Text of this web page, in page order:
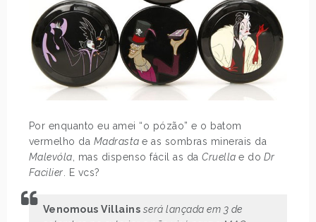
Por enquanto eu amei “o pózão” e o batom
vermelho da Madrastae as sombras minerais da
Malevóla , mas dispenso fácil as daCruellae do Dr
Facilier . E vcs?
Venomous Villains será lançada em 3 de